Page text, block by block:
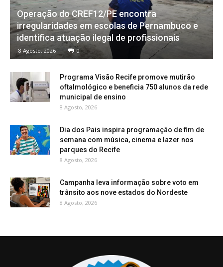
Operação do CREF12/PE encontra
irregularidades em escolas de Pernambuco e
identifica atuação ilegal de profissionais
8 Agosto, 2026 0
Programa Visão Recife promove mutirão
oftalmológico e beneficia 750 alunos da rede
municipal de ensino
8 Agosto, 2026
Dia dos Pais inspira programação de fim de
semana com música, cinema e lazer nos
parques do Recife
8 Agosto, 2026
Campanha leva informação sobre voto em
trânsito aos nove estados do Nordeste
8 Agosto, 2026